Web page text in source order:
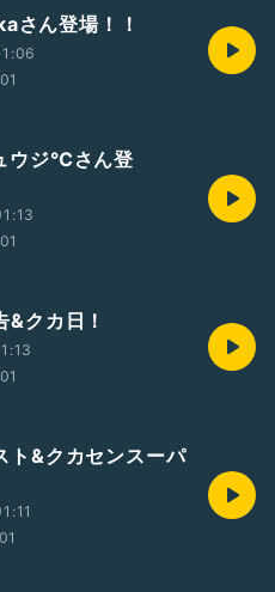
さん登場！！
ウジ℃さん登
クカ日！
ト&クカセンスーパ